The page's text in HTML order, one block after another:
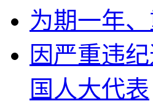
为期一年
因严重违
国人大代表